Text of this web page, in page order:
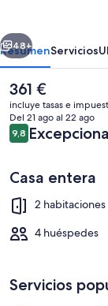
Ciudad
Quesada
(Doña
Pepa)
cerca
hotel
spa
La
Siguiente
48+
ResumenServicios
El
precio
actual
es
de
361 €
incluye tasas e
Del 21 ago al 22 ago
Comentarios
9,89,8 de 10
Casa entera
2 habitaciones
4 huéspedes
Servicios